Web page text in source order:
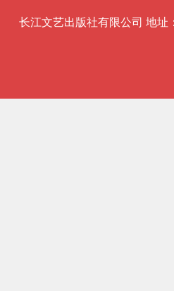
长江文艺出版社有限公司 地址